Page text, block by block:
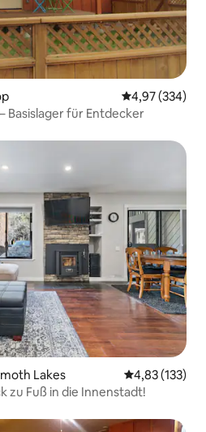
4,97 (334)
Basislager für Entdecker
Lakes
4,83 (133)
zu Fuß in die Innenstadt!